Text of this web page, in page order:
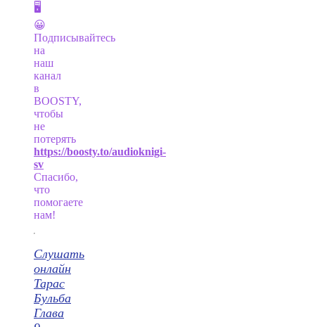
🖥
😀
Подписывайтесь
на
наш
канал
в
BOOSTY,
чтобы
не
потерять
https://boosty.to/audioknigi-
sv
Спасибо,
что
помогаете
нам!
Слушать
онлайн
Тарас
Бульба
Глава